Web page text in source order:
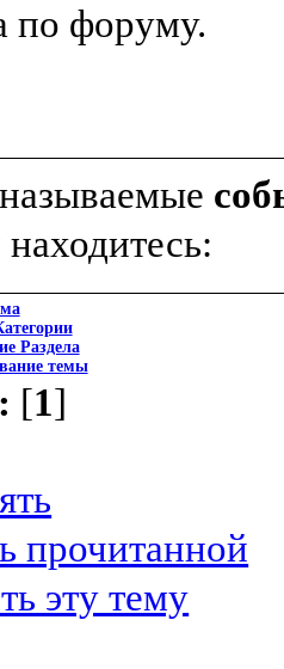
по форуму.
Раздела
темы
[1]
прочитанной
эту тему